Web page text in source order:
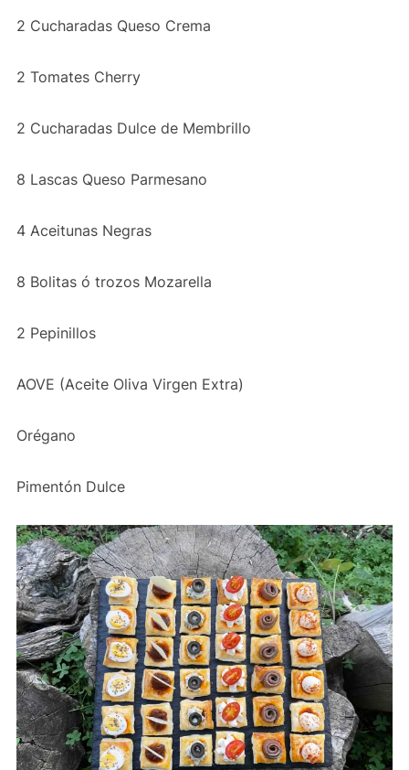
2 Cucharadas Queso Crema
2 Tomates Cherry
2 Cucharadas Dulce de Membrillo
8 Lascas Queso Parmesano
4 Aceitunas Negras
8 Bolitas ó trozos Mozarella
2 Pepinillos
AOVE (Aceite Oliva Virgen Extra)
Orégano
Pimentón Dulce